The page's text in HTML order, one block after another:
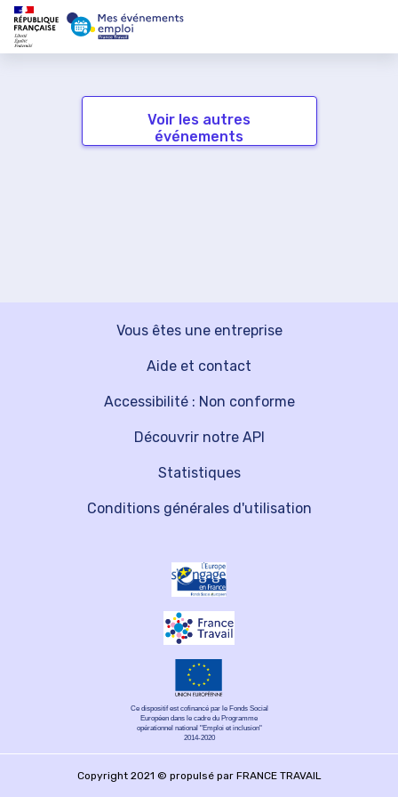
Voir les autres
événements
Vous êtes une entreprise
Découvrir notre API
Aide et contact
Statistiques
Accessibilité : Non conforme
Conditions générales d'utilisation
Ce dispositif est cofinancé par le Fonds Social
Européen dans le cadre du Programme
opérationnel national "Emploi et inclusion"
2014-2020
Copyright 2021 © propulsé par FRANCE TRAVAIL